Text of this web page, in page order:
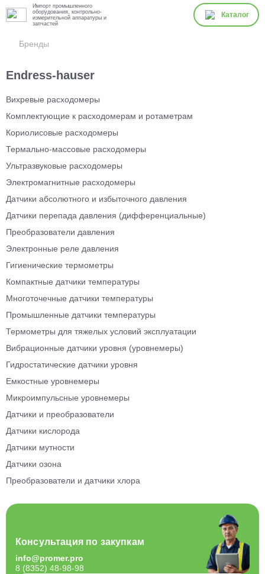
Импорт промышленного
оборудования, контрольно-
измерительной аппаратуры и
запчастей
Каталог
Бренды
Endress-hauser
Вихревые расходомеры
Комплектующие к расходомерам и ротаметрам
Кориолисовые расходомеры
Термально-массовые расходомеры
Ультразвуковые расходомеры
Электромагнитные расходомеры
Датчики абсолютного и избыточного давления
Датчики перепада давления (дифференциальные)
Преобразователи давления
Электронные реле давления
Гигиенические термометры
Компактные датчики температуры
Многоточечные датчики температуры
Промышленные датчики температуры
Термометры для тяжелых условий эксплуатации
Вибрационные датчики уровня (уровнемеры)
Гидростатические датчики уровня
Емкостные уровнемеры
Микроимпульсные уровнемеры
Датчики и преобразователи
Датчики кислорода
Датчики мутности
Датчики озона
Преобразователи и датчики хлора
Консультация по закупкам
info@promer.pro
8 (8352) 48-98-98